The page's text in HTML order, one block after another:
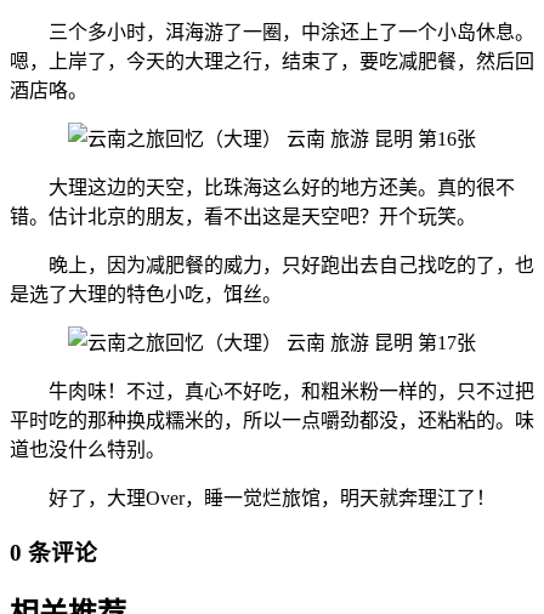
三个多小时，洱海游了一圈，中涂还上了一个小岛休息。
嗯，上岸了，今天的大理之行，结束了，要吃减肥餐，然后回
酒店咯。
大理这边的天空，比珠海这么好的地方还美。真的很不
错。估计北京的朋友，看不出这是天空吧？开个玩笑。
晚上，因为减肥餐的威力，只好跑出去自己找吃的了，也
是选了大理的特色小吃，饵丝。
牛肉味！不过，真心不好吃，和粗米粉一样的，只不过把
平时吃的那种换成糯米的，所以一点嚼劲都没，还粘粘的。味
道也没什么特别。
好了，大理Over，睡一觉烂旅馆，明天就奔理江了！
0 条评论